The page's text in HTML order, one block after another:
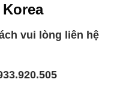
vui lòng liên hệ